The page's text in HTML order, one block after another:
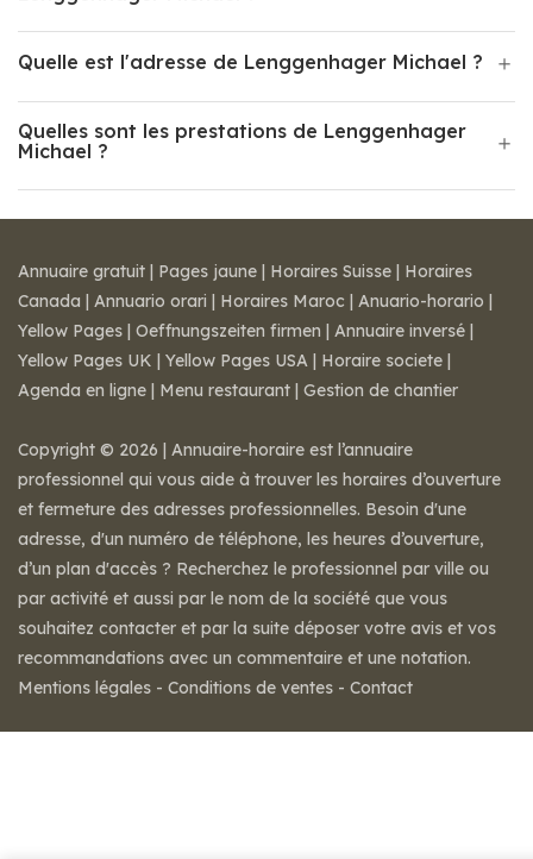
Quelle est l'adresse de Lenggenhager Michael ?
Quelles sont les prestations de Lenggenhager
Michael ?
Annuaire gratuit | Pages jaune | Horaires Suisse | Horaires
Canada | Annuario orari | Horaires Maroc | Anuario-horario |
Yellow Pages | Oeffnungszeiten firmen | Annuaire inversé |
Yellow Pages UK | Yellow Pages USA | Horaire societe |
Agenda en ligne | Menu restaurant | Gestion de chantier
Copyright © 2026 | Annuaire-horaire est l’annuaire
professionnel qui vous aide à trouver les horaires d’ouverture
et fermeture des adresses professionnelles. Besoin d'une
adresse, d'un numéro de téléphone, les heures d’ouverture,
d’un plan d'accès ? Recherchez le professionnel par ville ou
par activité et aussi par le nom de la société que vous
souhaitez contacter et par la suite déposer votre avis et vos
recommandations avec un commentaire et une notation.
Mentions légales - Conditions de ventes - Contact